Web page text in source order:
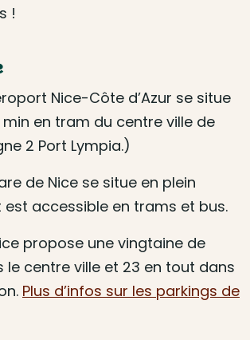
!
Nice-Côte d’Azur se situe
min en tram du centre ville de
2 Port Lympia.)
de Nice se situe en plein
accessible en trams et bus.
propose une vingtaine de
le centre ville et 23 en tout dans
Plus d’infos sur les parkings de